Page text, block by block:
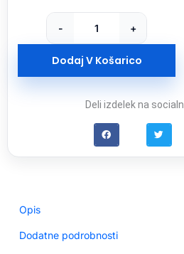
-
256MB
količina
+
Dodaj V Košarico
Deli izdelek na
Opis
Dodatne podrobnosti